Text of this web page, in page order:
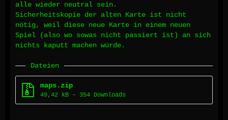
alle wieder neutral sein.
Sicherheitskopie der alten Karte ist nicht
nötig, weil diese neue Karte in einem neuen
Spiel (also wo sowas nicht passiert ist) an sich
nichts kaputt machen würde.
Dateien
maps.zip
49,42 kB – 354 Downloads